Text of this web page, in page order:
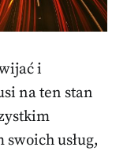
i
na ten stan
usług,